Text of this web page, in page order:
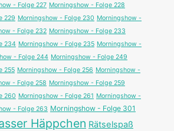
- Folge 227 Morningshow - Folge 228
229 Morningshow - Folge 230 Morningshow -
- Folge 232 Morningshow - Folge 233
234 Morningshow - Folge 235 Morningshow -
- Folge 244 Morningshow - Folge 249
255 Morningshow - Folge 256 Morningshow -
- Folge 258 Morningshow - Folge 259
260 Morningshow - Folge 261 Morningshow -
- Folge 263 Morningshow - Folge 301
Häppchen Rätselspaß